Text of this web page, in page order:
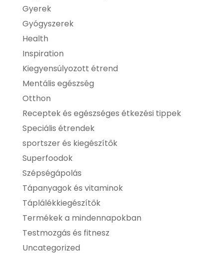
Gyerek
Gyógyszerek
Health
Inspiration
Kiegyensúlyozott étrend
Mentális egészség
Otthon
Receptek és egészséges étkezési tippek
Speciális étrendek
sportszer és kiegészítők
Superfoodok
Szépségápolás
Tápanyagok és vitaminok
Táplálékkiegészítők
Termékek a mindennapokban
Testmozgás és fitnesz
Uncategorized